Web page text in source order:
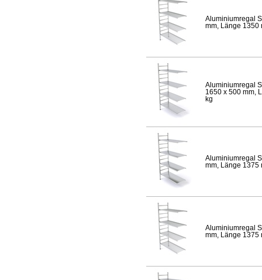
Aluminiumregal
mm, Länge 1350
Aluminiumregal
1650 x 500 mm,
kg
Aluminiumregal
mm, Länge 1375
Aluminiumregal
mm, Länge 1375